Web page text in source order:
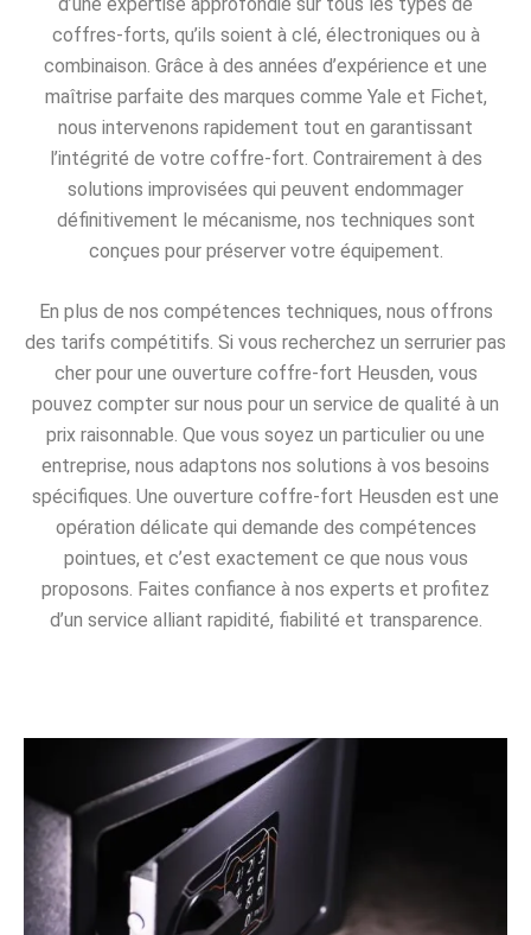
coffres-forts, qu’ils soient à clé, électroniques ou à
combinaison. Grâce à des années d’expérience et une
maîtrise parfaite des marques comme Yale et Fichet,
nous intervenons rapidement tout en garantissant
l’intégrité de votre coffre-fort. Contrairement à des
solutions improvisées qui peuvent endommager
définitivement le mécanisme, nos techniques sont
conçues pour préserver votre équipement.
En plus de nos compétences techniques, nous offrons
des tarifs compétitifs. Si vous recherchez un serrurier pas
cher pour une ouverture coffre-fort Heusden, vous
pouvez compter sur nous pour un service de qualité à un
prix raisonnable. Que vous soyez un particulier ou une
entreprise, nous adaptons nos solutions à vos besoins
spécifiques. Une ouverture coffre-fort Heusden est une
opération délicate qui demande des compétences
pointues, et c’est exactement ce que nous vous
proposons. Faites confiance à nos experts et profitez
d’un service alliant rapidité, fiabilité et transparence.